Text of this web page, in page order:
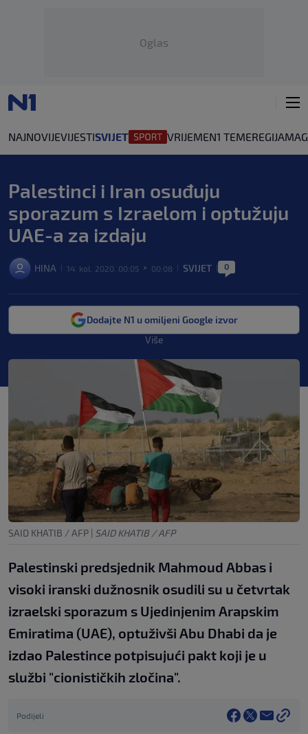
Oglas
NAJNOVIJEVIJESTISVIJET VRIJEMEN1 TEMEREGIJA
Palestinci i Iran osuđuju
sporazum s Izraelom i optužuju
UAE-a za izdaju
HINA 14. kol. 2020. 00:05 > 00:08 SVIJET 0
Dodajte N1 u omiljeni Google izvor
Više
SAID KHATIB / AFP | SAID KHATIB / AFP
Palestinski predsjednik Mahmoud Abbas i
visoki iranski dužnosnik osudili su u četvrtak
izraelski sporazum s Ujedinjenim Arapskim
Emiratima (UAE), optuživši Abu Dhabi da je
izdao Palestince potpisujući pakt koji je u
službi "cionističkih zločina".
Podijeli